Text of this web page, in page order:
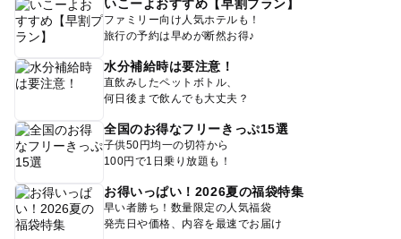
いこーよおすすめ【早割プラン】
ファミリー向け人気ホテルも！
旅行の予約は早めが断然お得♪
水分補給時は要注意！
直飲みしたペットボトル、
何日後まで飲んでも大丈夫？
全国のお得なフリーきっぷ15選
子供50円均一の切符から
100円で1日乗り放題も！
お得いっぱい！2026夏の福袋特集
早い者勝ち！数量限定の人気福袋
発売日や価格、内容を最速でお届け